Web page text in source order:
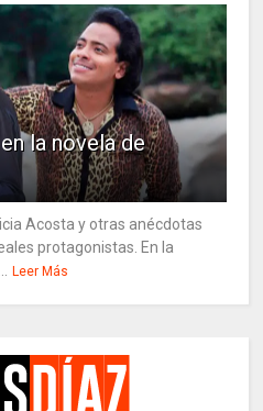
la novela de
Acosta y otras anécdotas
protagonistas. En la
Leer Más